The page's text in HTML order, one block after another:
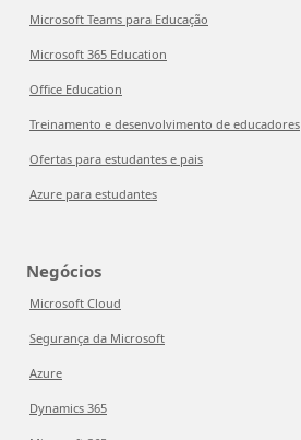
Microsoft Teams para Educação
Microsoft 365 Education
Office Education
Treinamento e desenvolvimento de educadores
Ofertas para estudantes e pais
Azure para estudantes
Negócios
Microsoft Cloud
Segurança da Microsoft
Azure
Dynamics 365